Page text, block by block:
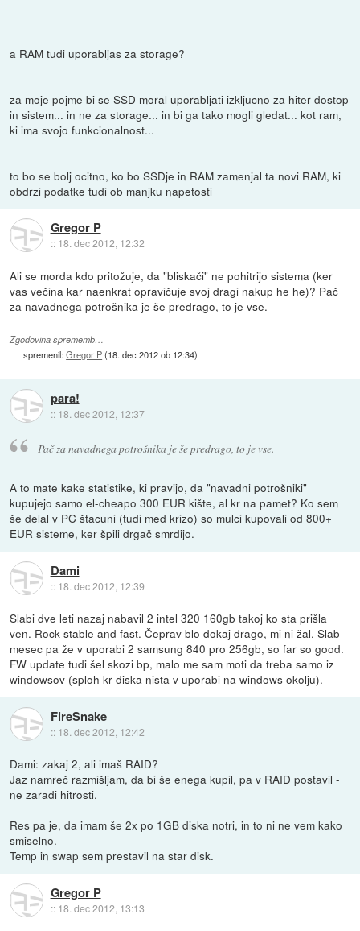
a RAM tudi uporabljas za storage?
za moje pojme bi se SSD moral uporabljati izkljucno za hiter dostop
in sistem... in ne za storage... in bi ga tako mogli gledat... kot ram,
ki ima svojo funkcionalnost...
to bo se bolj ocitno, ko bo SSDje in RAM zamenjal ta novi RAM, ki
obdrzi podatke tudi ob manjku napetosti
Gregor P
:: 18. dec 2012, 12:32
Ali se morda kdo pritožuje, da "bliskači" ne pohitrijo sistema (ker
vas večina kar naenkrat opravičuje svoj dragi nakup he he)? Pač
za navadnega potrošnika je še predrago, to je vse.
Zgodovina sprememb…
spremenil:Gregor P(18. dec 2012 ob 12:34)
para!
:: 18. dec 2012, 12:37
Pač za navadnega potrošnika je še predrago, to je vse.
A to mate kake statistike, ki pravijo, da "navadni potrošniki"
kupujejo samo el-cheapo 300 EUR kište, al kr na pamet? Ko sem
še delal v PC štacuni (tudi med krizo) so mulci kupovali od 800+
EUR sisteme, ker špili drgač smrdijo.
Dami
:: 18. dec 2012, 12:39
Slabi dve leti nazaj nabavil 2 intel 320 160gb takoj ko sta prišla
ven. Rock stable and fast. Čeprav blo dokaj drago, mi ni žal. Slab
mesec pa že v uporabi 2 samsung 840 pro 256gb, so far so good.
FW update tudi šel skozi bp, malo me sam moti da treba samo iz
windowsov (sploh kr diska nista v uporabi na windows okolju).
FireSnake
:: 18. dec 2012, 12:42
Dami: zakaj 2, ali imaš RAID?
Jaz namreč razmišljam, da bi še enega kupil, pa v RAID postavil -
ne zaradi hitrosti.
Res pa je, da imam še 2x po 1GB diska notri, in to ni ne vem kako
smiselno.
Temp in swap sem prestavil na star disk.
Gregor P
:: 18. dec 2012, 13:13